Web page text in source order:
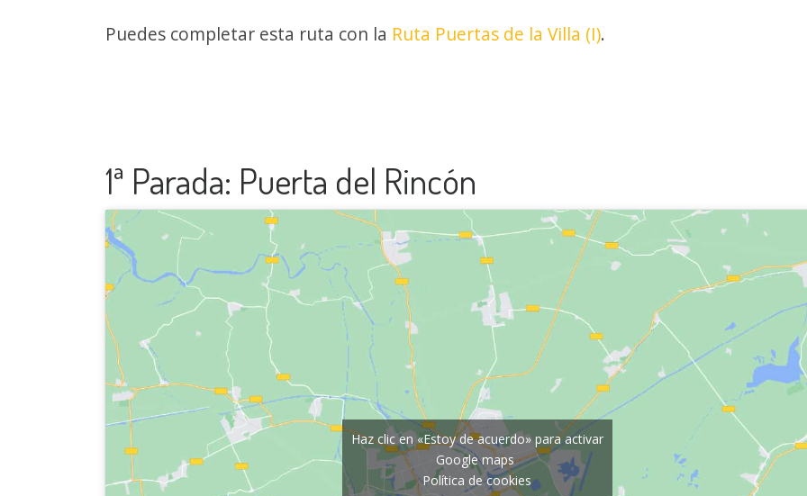
Puedes completar esta ruta con la Ruta Puertas de la Villa (I).
1ª Parada: Puerta del Rincón
Haz clic en «Estoy de acuerdo» para activar
Google maps
Política de cookies